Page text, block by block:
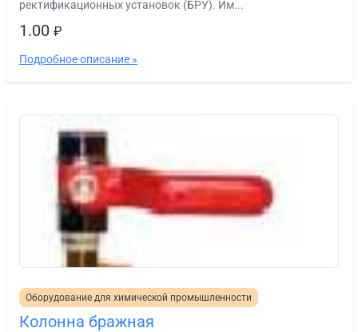
ректификационных установок (БРУ). Им...
1.00 ₽
Подробное описание »
Оборудование для химической промышленности
Колонна бражная